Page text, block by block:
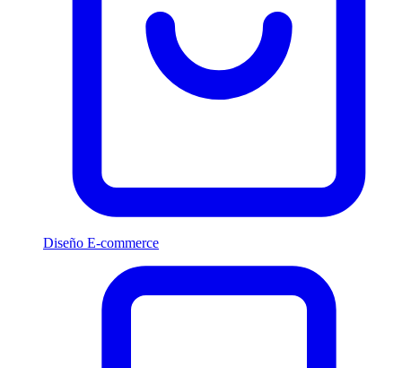
Diseño E-commerce